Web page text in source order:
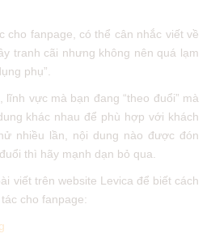
cho fanpage, có thể cân nhắc viết về
tranh cãi nhưng không nên quá lạm
phụ”.
vực mà bạn đang “theo đuổi” mà
khác nhau để phù hợp với khách
nhiều lần, nội dung nào được đón
thì hãy mạnh dạn bỏ qua.
viết trên website Levica để biết cách
cho fanpage: